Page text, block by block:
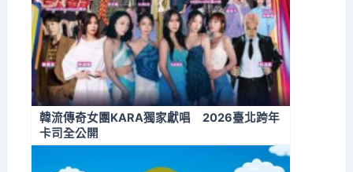
韓流傳奇女團KARA獨家獻唱 2026臺北跨年
卡司全公開